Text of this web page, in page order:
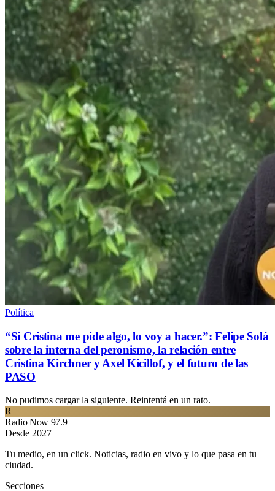
Política
“Si Cristina me pide algo, lo voy a hacer.”: Felipe Solá
sobre la interna del peronismo, la relación entre
Cristina Kirchner y Axel Kicillof, y el futuro de las
PASO
No pudimos cargar la siguiente. Reintentá en un rato.
R
Radio Now 97.9
Desde 2027
Tu medio, en un click. Noticias, radio en vivo y lo que pasa en tu
ciudad.
Secciones